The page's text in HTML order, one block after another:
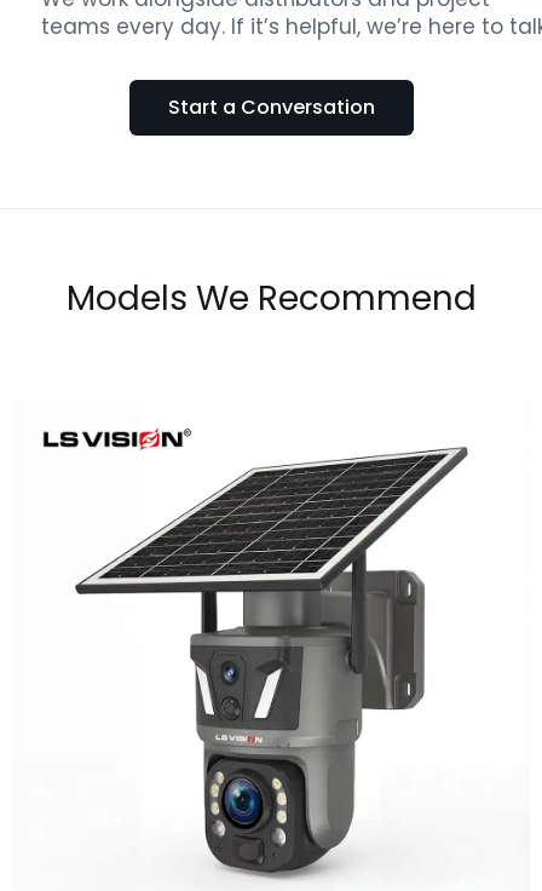
teams every day. If it’s helpful, we’re here to
Start a Conversation
Models We Recommend
LS-Z1-50X 6MP 50x Zoom Dual Lens
Solar PTZ Camera
Learn More